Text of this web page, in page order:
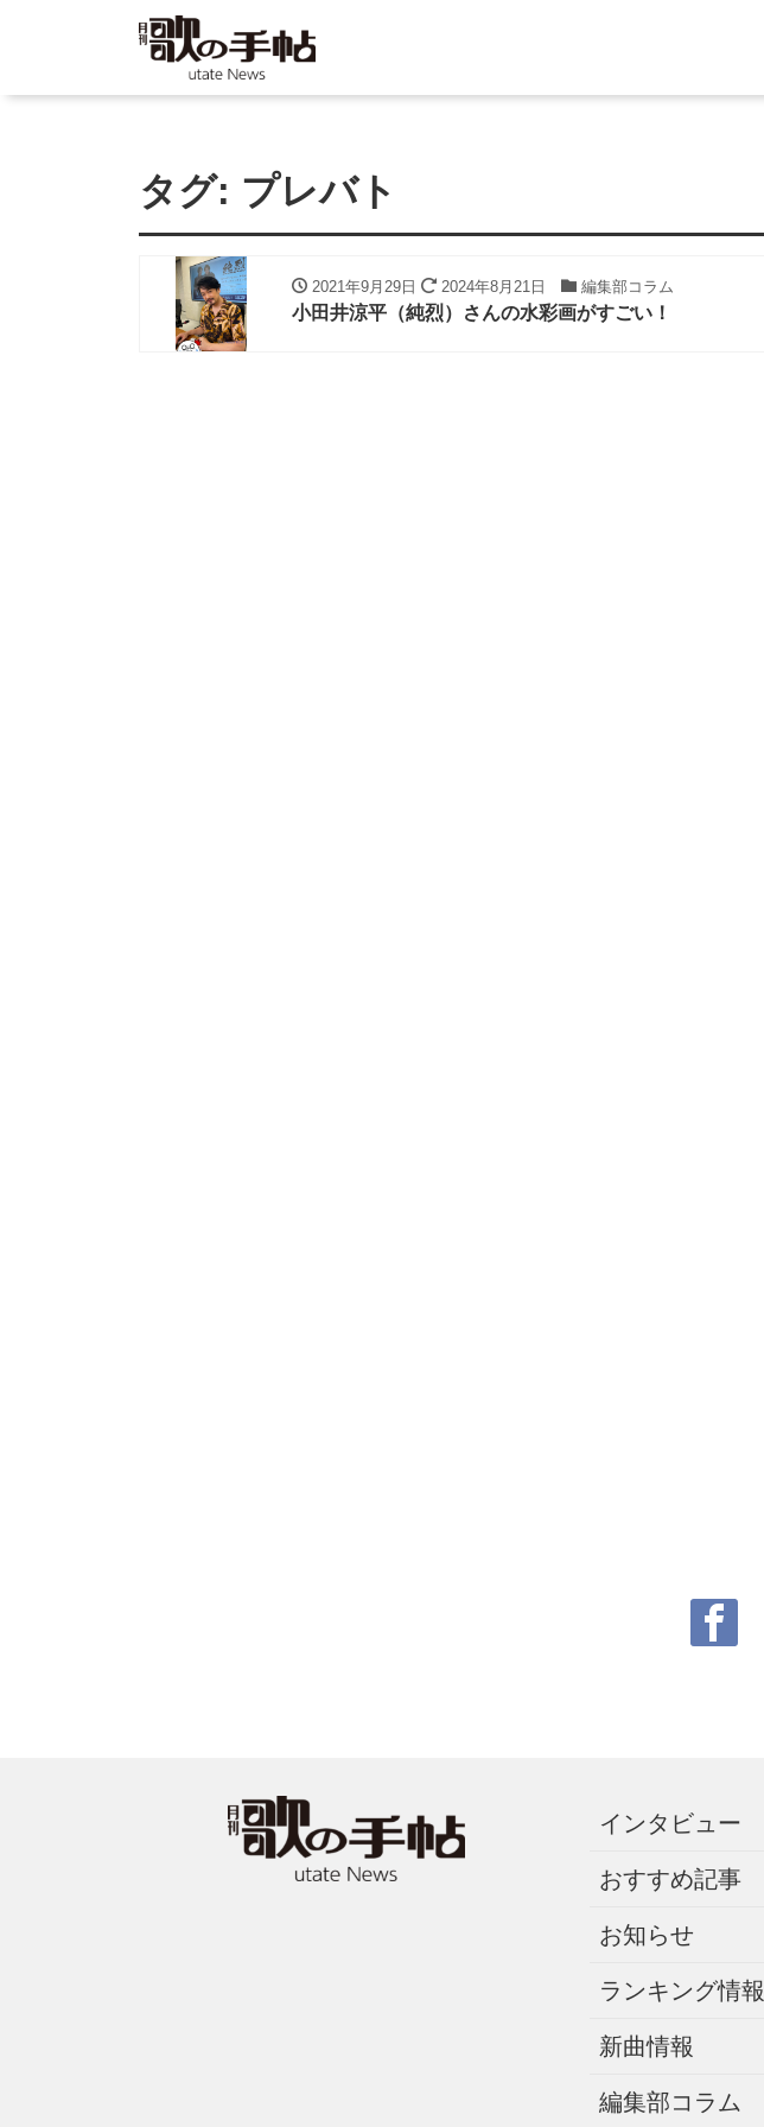
タグ: プレバト
2021年9月29日 2024年8月21日 編集部コラム
小田井涼平（純烈）さんの水彩画がすごい！
インタビュー
おすすめ記事
お知らせ
ランキング情報
新曲情報
編集部コラム